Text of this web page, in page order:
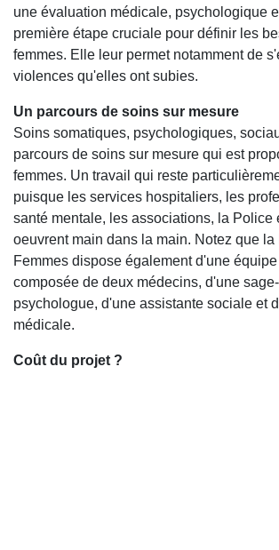
une évaluation médicale, psychologique
première étape cruciale pour définir les
femmes. Elle leur permet notamment de
violences qu'elles ont subies.
Un parcours de soins sur mesure
Soins somatiques, psychologiques,
parcours de soins sur mesure qui est
femmes. Un travail qui reste
puisque les services hospitaliers, les
santé mentale, les associations, la Police
oeuvrent main dans la main. Notez que la
Femmes dispose également d'une
composée de deux médecins, d'une
psychologue, d'une assistante sociale et
médicale.
Coût du projet ?